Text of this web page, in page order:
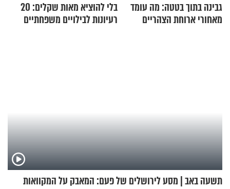
גבינה בתוך בטטה: מה עומד
מאחורי ארוחת הצהריים
בלי להוציא מאות שקלים: 20
רעיונות לבילויים משפחתיים
תשעה באב | מסע לירושלים של פעם: המאבק על המקוואות